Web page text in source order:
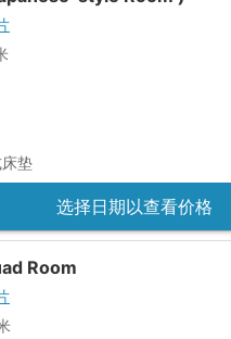
垫
选择日期以查看价格
Room